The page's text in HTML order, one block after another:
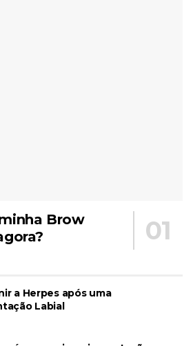
Brow
a Herpes após uma
Labial